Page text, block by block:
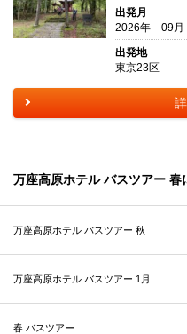
出発月
2026年 09月
出発地
東京23区
万座高原ホテル バスツアー 春
万座高原ホテル バスツアー 秋
万座高原ホテル バスツアー 1月
春 バスツアー